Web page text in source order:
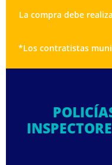
La compra debe
*Los contratistas